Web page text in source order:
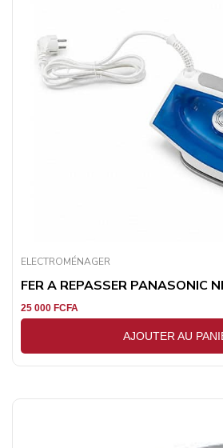
ELECTROMÉNAGER
FER A REPASSER PANASONIC
25 000 FCFA
AJOUTER AU